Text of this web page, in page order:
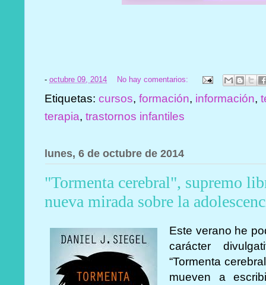
-octubre 09, 2014 No hay comentarios:
Etiquetas:cursos,formación, información,
terapia,trastornos infantiles
lunes, 6 de octubre de 2014
"Tormenta cerebral", supremo
nueva mirada sobre la
Este verano he
carácter
“Tormenta
mueven a